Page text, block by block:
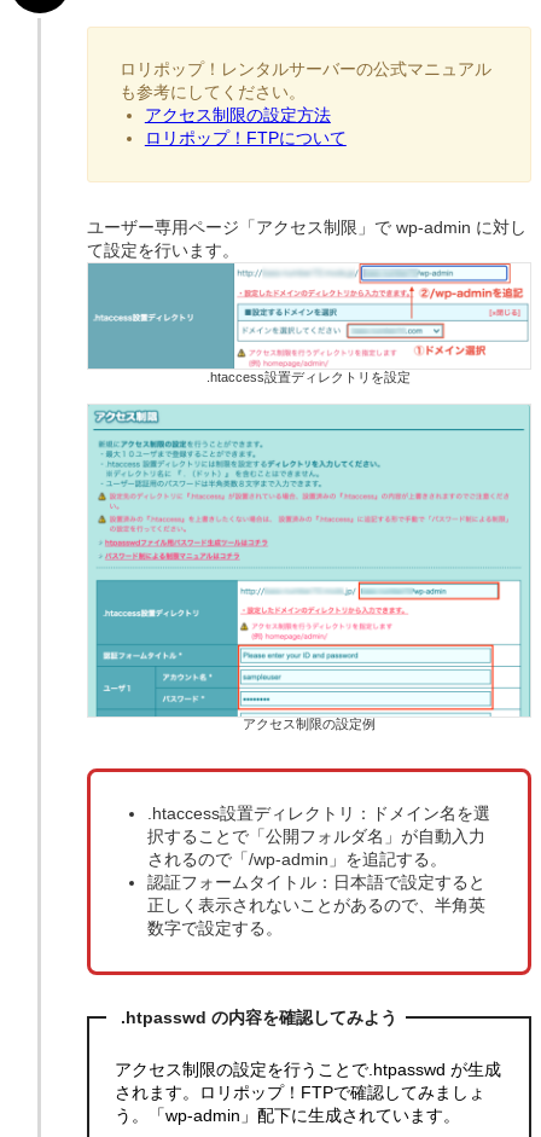
ロリポップ！レンタルサーバーの公式マニュアル
も参考にしてください。
アクセス制限の設定方法
ロリポップ！FTPについて
ユーザー専用ページ「アクセス制限」で wp-admin に対し
て設定を行います。
.htaccess設置ディレクトリを設定
アクセス制限の設定例
.htaccess設置ディレクトリ：ドメイン名を選
択することで「公開フォルダ名」が自動入力
されるので「/wp-admin」を追記する。
認証フォームタイトル：日本語で設定すると
正しく表示されないことがあるので、半角英
数字で設定する。
.htpasswd の内容を確認してみよう
アクセス制限の設定を行うことで.htpasswd が生成
されます。ロリポップ！FTPで確認してみましょ
う。「wp-admin」配下に生成されています。